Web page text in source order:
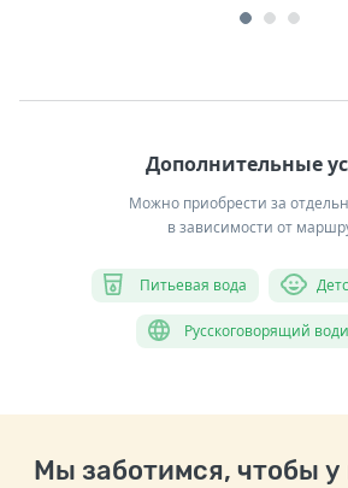
Дополнительные
Можно приобрести за
в зависимости от
Питьевая вода
Русскоговорящий
Мы заботимся, чтобы у